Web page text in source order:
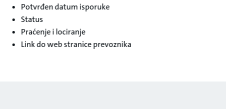
Potvrđen datum isporuke
Status
Praćenje i lociranje
Link do web stranice prevoznika